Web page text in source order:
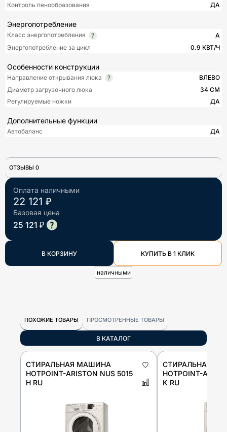
Оплата наличными
22 121 ₽
Базовая цена
25 121 ₽
В КОРЗИНУ КУПИТЬ В 1 КЛИК
наличными
Контроль пенообразования
ДА
Энергопотребление
Класс энергопотребления
A
Энергопотребление за цикл
0.9 КВТ/Ч
Особенности конструкции
Направление открывания люка
ВЛЕВО
Диаметр загрузочного люка
34 СМ
Регулируемые ножки
ДА
Дополнительные функции
Автобаланс ДА
ОТЗЫВЫ 0
ПОХОЖИЕ ТОВАРЫ ПРОСМОТРЕННЫЕ ТОВАРЫ
В КАТАЛОГ
СТИРАЛЬНАЯ МАШИНА
HOTPOINT-ARISTON NUS 5015
H RU
СТИРАЛЬНАЯ
HOTPOINT-
K RU